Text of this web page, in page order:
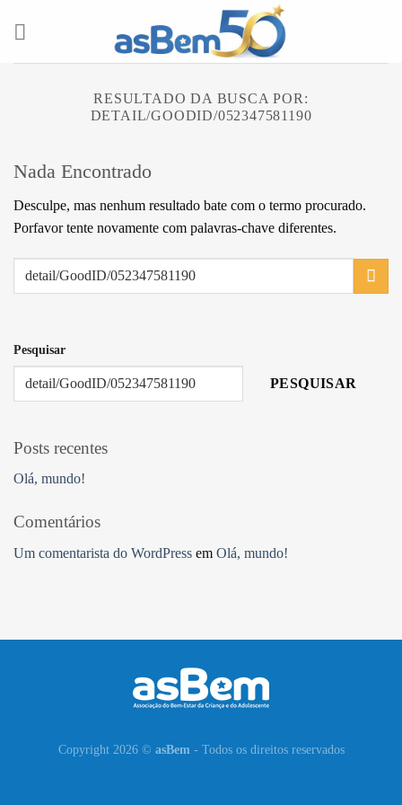
RESULTADO DA BUSCA POR:
DETAIL/GOODID/052347581190
Nada Encontrado
Desculpe, mas nenhum resultado bate com o termo procurado.
Porfavor tente novamente com palavras-chave diferentes.
Pesquisar
PESQUISAR
Posts recentes
Olá, mundo!
Comentários
Um comentarista do WordPress em Olá, mundo!
Copyright 2026 © asBem - Todos os direitos reservados